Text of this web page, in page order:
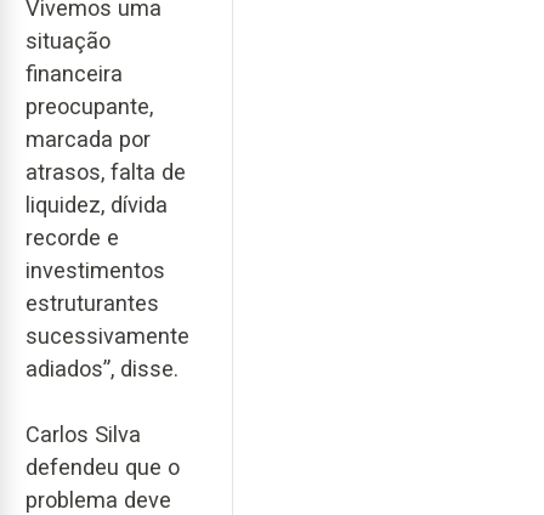
Vivemos uma
situação
financeira
preocupante,
marcada por
atrasos, falta de
liquidez, dívida
recorde e
investimentos
estruturantes
sucessivamente
adiados”, disse.
Carlos Silva
defendeu que o
problema deve